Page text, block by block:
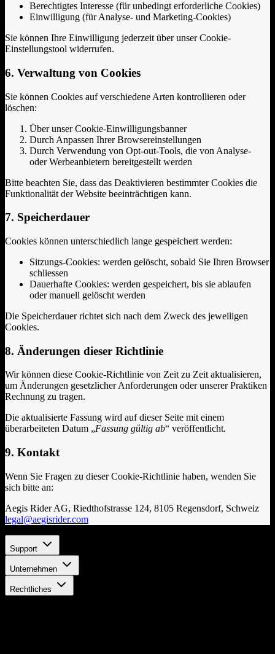
Berechtigtes Interesse (für unbedingt erforderliche Cookies)
Einwilligung (für Analyse- und Marketing-Cookies)
Sie können Ihre Einwilligung jederzeit über unser Cookie-
Einstellungstool widerrufen.
6. Verwaltung von Cookies
Sie können Cookies auf verschiedene Arten kontrollieren oder
löschen:
Über unser Cookie-Einwilligungsbanner
Durch Anpassen Ihrer Browsereinstellungen
Durch Verwendung von Opt-out-Tools, die von Analyse-
oder Werbeanbietern bereitgestellt werden
Bitte beachten Sie, dass das Deaktivieren bestimmter Cookies die
Funktionalität der Website beeinträchtigen kann.
7. Speicherdauer
Cookies können unterschiedlich lange gespeichert werden:
Sitzungs-Cookies: werden gelöscht, sobald Sie Ihren Browser
schliessen
Dauerhafte Cookies: werden gespeichert, bis sie ablaufen
oder manuell gelöscht werden
Die Speicherdauer richtet sich nach dem Zweck des jeweiligen
Cookies.
8. Änderungen dieser Richtlinie
Wir können diese Cookie-Richtlinie von Zeit zu Zeit aktualisieren,
um Änderungen gesetzlicher Anforderungen oder unserer Praktiken
Rechnung zu tragen.
Die aktualisierte Fassung wird auf dieser Seite mit einem
überarbeiteten Datum „Fassung gültig ab“ veröffentlicht.
9. Kontakt
Wenn Sie Fragen zu dieser Cookie-Richtlinie haben, wenden Sie
sich bitte an:
Aegis Rider AG, Riedthofstrasse 124, 8105 Regensdorf, Schweiz
legal@aegisrider.com
Support
Unternehmen
Rechtliches